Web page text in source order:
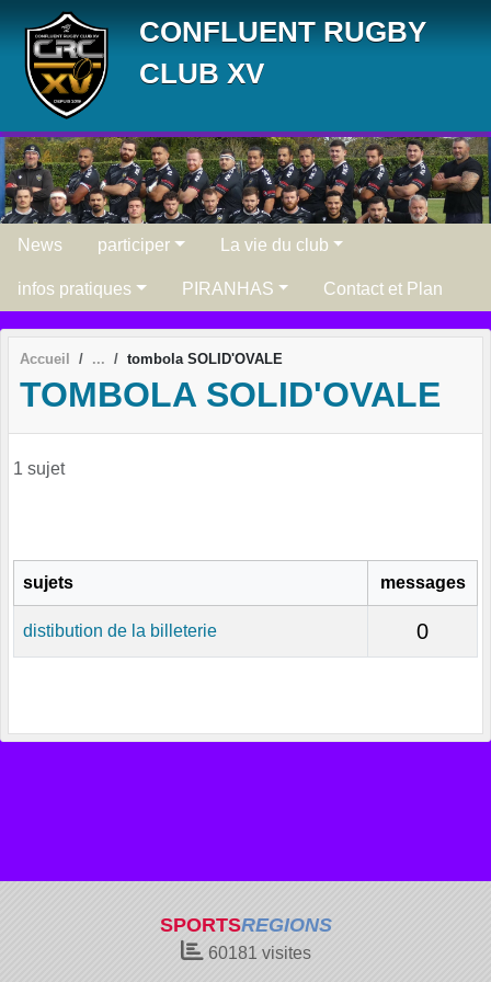
CONFLUENT RUGBY
CLUB XV
News participer La vie du club
infos pratiques PIRANHAS Contact et Plan
Accueil tombola SOLID'OVALE
TOMBOLA SOLID'OVALE
1 sujet
sujets messages
distibution de la billeterie 0
SPORTSREGIONS
60181 visites
Panneau de gestion des cookies